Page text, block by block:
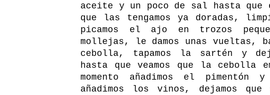
aceite y un poco de sal hasta que
que las tengamos ya doradas,
picamos el ajo en trozos
mollejas, le damos unas vueltas,
cebolla, tapamos la sartén y
hasta que veamos que la cebolla
momento añadimos el pimentón
añadimos los vinos, dejamos